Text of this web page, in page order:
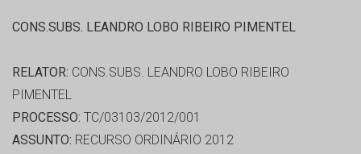
CONS.SUBS. LEANDRO LOBO RIBEIRO PIMENTEL
RELATOR: CONS.SUBS. LEANDRO LOBO RIBEIRO
PIMENTEL
PROCESSO: TC/03103/2012/001
ASSUNTO: RECURSO ORDINÁRIO 2012